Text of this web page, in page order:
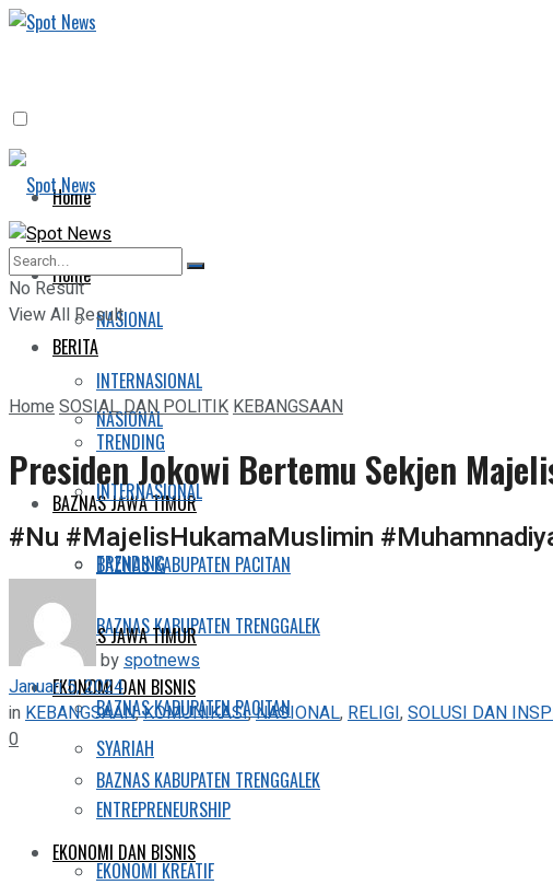
Home
BERITA
NASIONAL
INTERNASIONAL
TRENDING
BAZNAS JAWA TIMUR
BAZNAS KABUPATEN PACITAN
BAZNAS KABUPATEN TRENGGALEK
EKONOMI DAN BISNIS
SYARIAH
ENTREPRENEURSHIP
EKONOMI KREATIF
Home
BERITA
NASIONAL
INTERNASIONAL
TRENDING
BAZNAS JAWA TIMUR
BAZNAS KABUPATEN PACITAN
BAZNAS KABUPATEN TRENGGALEK
EKONOMI DAN BISNIS
No Result
View All Result
HomeSOSIAL DAN POLITIKKEBANGSAAN
Presiden Jokowi Bertemu Sekjen
#Nu #MajelisHukamaMuslimin
by spotnews
Januari 5, 2024
in KEBANGSAAN,KOMUNIKASI,NASIONAL, RELIGI,SOLUSI DAN
0